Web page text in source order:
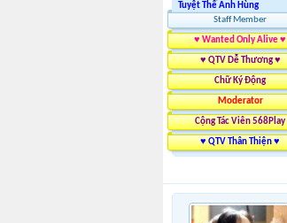
Tuyệt Thế Anh Hùng
Staff Member
♥ Wanted Only Alive ♥
♥ QTV Dễ Thương ♥
Chữ Ký Động
Moderator
Cộng Tác Viên 568Play
♥ QTV Thân Thiện ♥